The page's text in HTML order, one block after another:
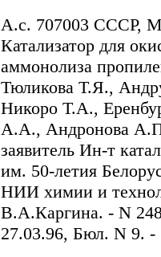
А.с. 707003 СССР,
Катализатор для
аммонолиза
Тюликова Т.Я.,
Никоро Т.А.,
А.А., Андронова
заявитель Ин-т
им. 50-летия
НИИ химии и
В.А.Каргина. - N
27.03.96, Бюл. N 9. -